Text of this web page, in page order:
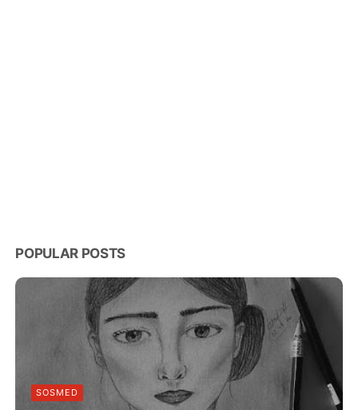
POPULAR POSTS
SOSMED